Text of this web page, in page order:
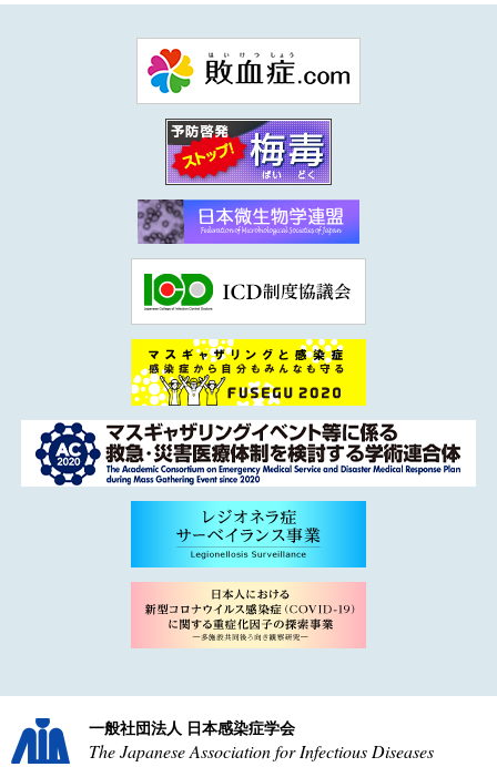
一般社団法人 日本感染症学会
The Japanese Association for Infectious Diseases